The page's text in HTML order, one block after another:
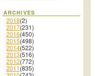
ARCHIVES
2018(2)
2017(231)
2016(450)
2015(498)
2014(522)
2013(516)
2012(772)
2011(835)